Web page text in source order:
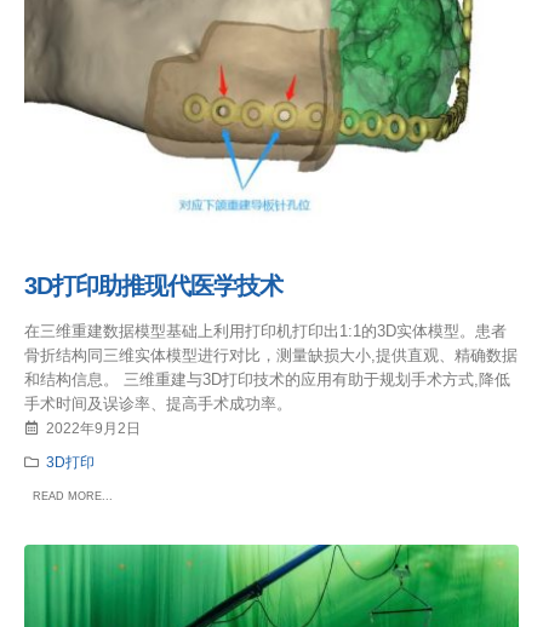
3D打印助推现代医学技术
在三维重建数据模型基础上利用打印机打印出1:1的3D实体模型。患者
骨折结构同三维实体模型进行对比，测量缺损大小,提供直观、精确数据
和结构信息。 三维重建与3D打印技术的应用有助于规划手术方式,降低
手术时间及误诊率、提高手术成功率。
2022年9月2日
3D打印
READ MORE...